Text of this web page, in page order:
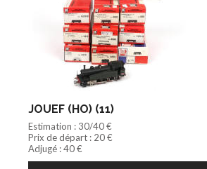
JOUEF (HO) (11)
Estimation : 30/40 €
Prix de départ : 20 €
Adjugé : 40 €